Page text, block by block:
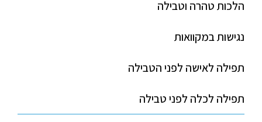
הלכות טהרה וטבילה
נגישות במקוואות
תפילה לאישה לפני הטבילה
תפילה לכלה לפני טבילה